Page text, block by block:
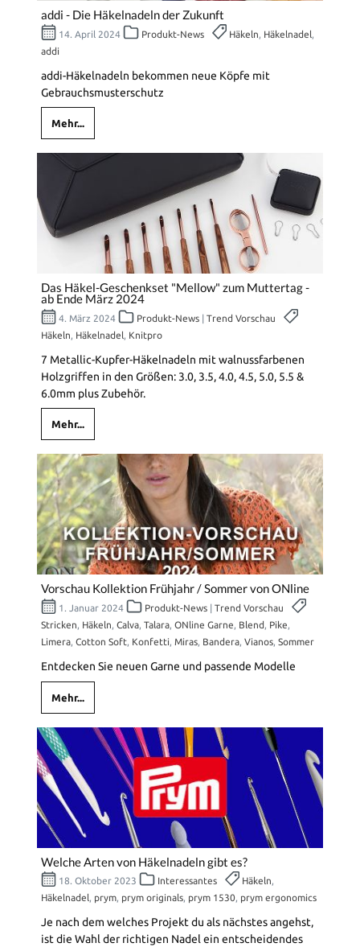
addi - Die Häkelnadeln der Zukunft
14. April 2024 Produkt-News Häkeln Häkelnadel
addi
addi-Häkelnadeln bekommen neue Köpfe mit
Gebrauchsmusterschutz
Mehr...
Das Häkel-Geschenkset "Mellow" zum Muttertag -
ab Ende März 2024
4. März 2024 Produkt-News| Trend Vorschau
Häkeln, Häkelnadel, Knitpro
7 Metallic-Kupfer-Häkelnadeln mit walnussfarbenen
Holzgriffen in den Größen: 3.0, 3.5, 4.0, 4.5, 5.0, 5.5 &
6.0mm plus Zubehör.
Mehr...
Vorschau Kollektion Frühjahr / Sommer von ONline
1. Januar 2024 Produkt-News| Trend Vorschau
Stricken, Häkeln, Calva, Talara, ONline Garne, Blend , Pike,
Limera, Cotton Soft, Konfetti, Miras, Bandera, Vianos, Sommer
Entdecken Sie neuen Garne und passende Modelle
Mehr...
Welche Arten von Häkelnadeln gibt es?
18. Oktober 2023 Interessantes Häkeln,
Häkelnadel , prym, prym originals, prym 1530, prym ergonomics
Je nach dem welches Projekt du als nächstes angehst,
ist die Wahl der richtigen Nadel ein entscheidendes